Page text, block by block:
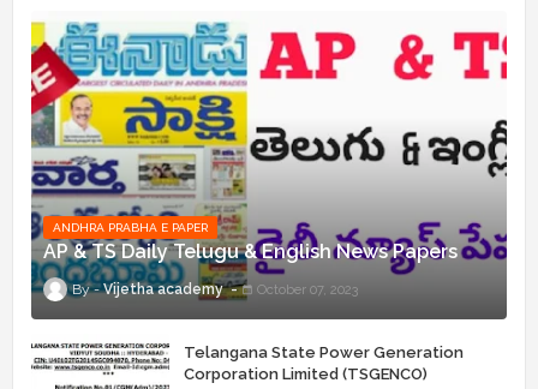
ANDHRA PRABHA E PAPER
AP & TS Daily Telugu & English News Papers
Vijetha academy October 07, 2023
Telangana State Power Generation
Corporation Limited (TSGENCO)